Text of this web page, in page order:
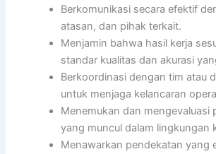
Berkomunikasi secara efektif
atasan, dan pihak terkait.
Menjamin bahwa hasil kerja
standar kualitas dan akurasi
Berkoordinasi dengan tim atau
untuk menjaga kelancaran
Menemukan dan mengevaluasi
yang muncul dalam lingkungan
Menawarkan pendekatan yang